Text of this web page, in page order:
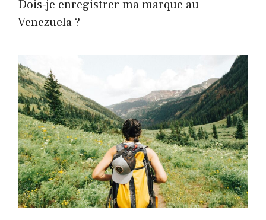
Dois-je enregistrer ma marque au
Venezuela ?